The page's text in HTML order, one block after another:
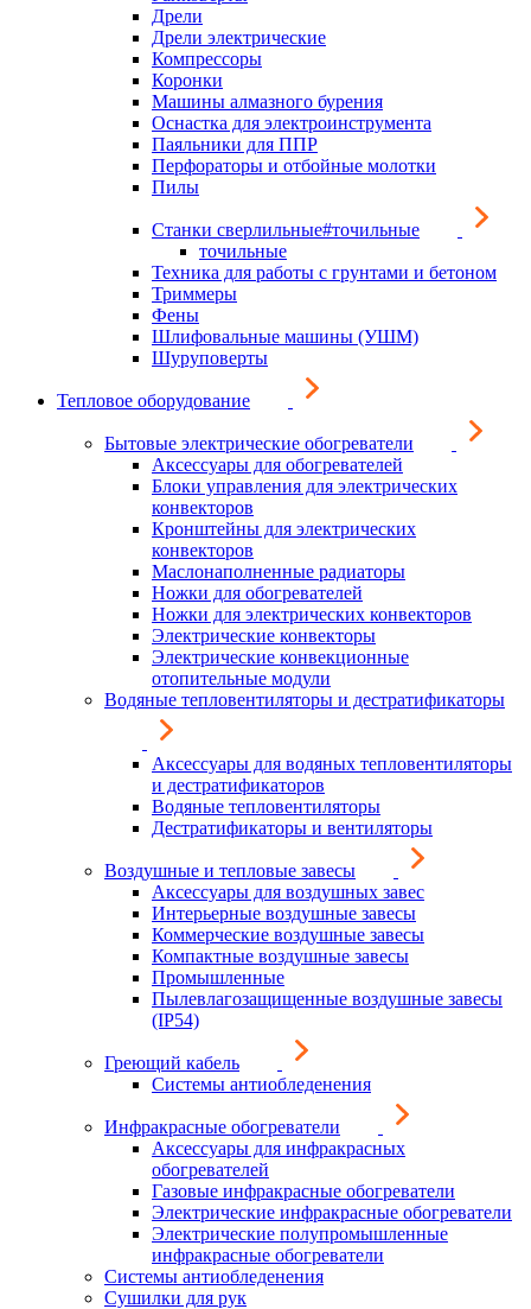
Дрели
Дрели электрические
Компрессоры
Коронки
Машины алмазного бурения
Оснастка для электроинструмента
Паяльники для ППР
Перфораторы и отбойные молотки
Пилы
Станки сверлильные#точильные
точильные
Техника для работы с грунтами и бетоном
Триммеры
Фены
Шлифовальные машины (УШМ)
Шуруповерты
Тепловое оборудование
Бытовые электрические обогреватели
Аксессуары для обогревателей
Блоки управления для электрических
конвекторов
Кронштейны для электрических
конвекторов
Маслонаполненные радиаторы
Ножки для обогревателей
Ножки для электрических конвекторов
Электрические конвекторы
Электрические конвекционные
отопительные модули
Водяные тепловентиляторы и дестратификаторы
Аксессуары для водяных тепловентиляторы
и дестратификаторов
Водяные тепловентиляторы
Дестратификаторы и вентиляторы
Воздушные и тепловые завесы
Аксессуары для воздушных завес
Интерьерные воздушные завесы
Коммерческие воздушные завесы
Компактные воздушные завесы
Промышленные
Пылевлагозащищенные воздушные завесы
(IP54)
Греющий кабель
Системы антиобледенения
Инфракрасные обогреватели
Аксессуары для инфракрасных
обогревателей
Газовые инфракрасные обогреватели
Электрические инфракрасные обогреватели
Электрические полупромышленные
инфракрасные обогреватели
Системы антиобледенения
Сушилки для рук